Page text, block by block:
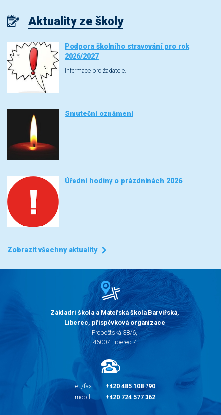
Aktuality ze školy
Podpora školního stravování pro rok
2026/2027
Informace pro žadatele.
Smuteční oznámení
Úřední hodiny o prázdninách 2026
Zobrazit všechny aktuality
Základní škola a Mateřská škola Barvířská,
Liberec, příspěvková organizace
Proboštská 38/6,
46007 Liberec 7
tel./fax:
+420 485 108 790
mobil:
+420 724 577 362